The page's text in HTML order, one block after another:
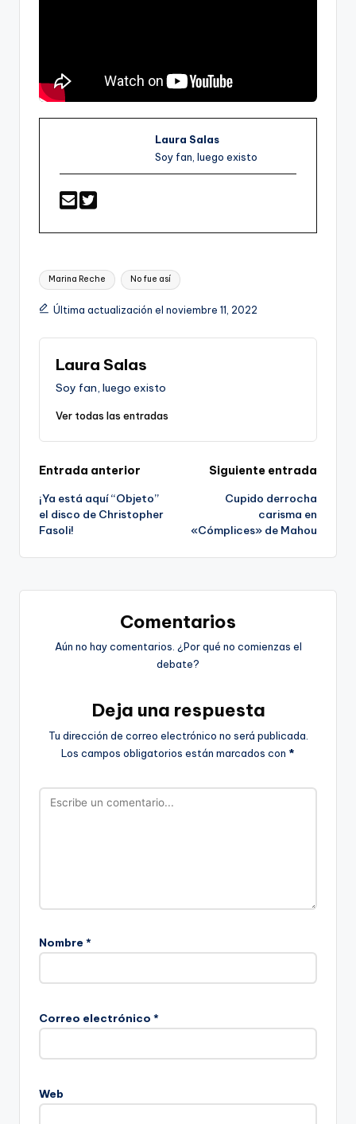
Laura Salas
Soy fan, luego existo
Etiquetas:
Marina Reche No fue así
Última actualización el noviembre 11, 2022
Laura Salas
Soy fan, luego existo
Ver todas las entradas
Navegación
de
entradas
Entrada anterior
¡Ya está aquí “Objeto”
el disco de Christopher
Fasoli!
Siguiente entrada
Cupido derrocha
carisma en
«Cómplices» de Mahou
Comentarios
Aún no hay comentarios. ¿Por qué no comienzas el
debate?
Deja una respuesta
Tu dirección de correo electrónico no será publicada.
Los campos obligatorios están marcados con *
Nombre *
Correo electrónico *
Web